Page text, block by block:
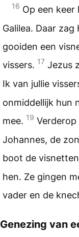
16 Op een keer
Galilea. Daar
gooiden een
vissers. 17 Jezus
Ik van jullie
onmiddellijk hun
mee. 19 Verderop
Johannes, de
boot de
hen. Ze gingen
vader en de
Genezing van